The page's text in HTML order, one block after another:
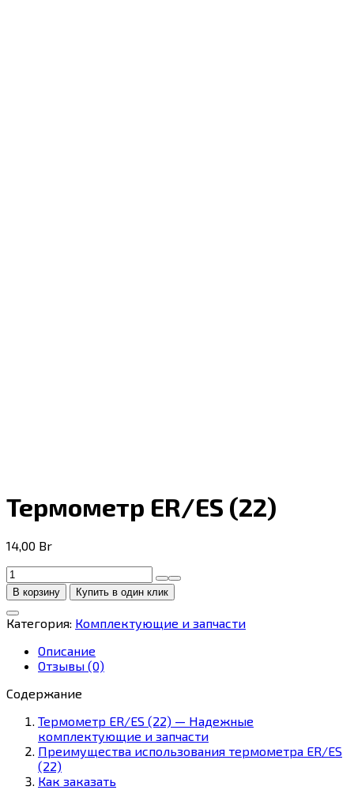
Термометр ER/ES (22)
14,00 Br
Количество
товара
Термометр
ER/ES
(22)
В корзину Купить в один клик
Категория: Комплектующие и запчасти
Описание
Отзывы (0)
Содержание
Термометр ER/ES (22) — Надежные
комплектующие и запчасти
Преимущества использования термометра ER/ES
(22)
Как заказать